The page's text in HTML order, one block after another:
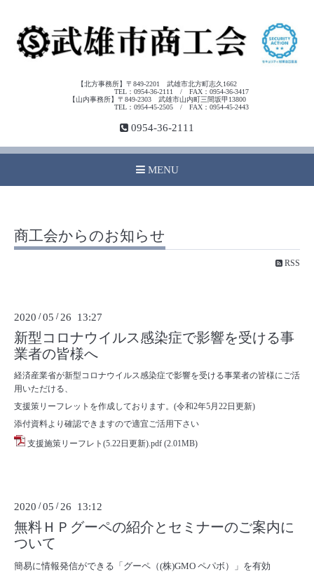
【北方事務所】〒849-2201 武雄市北方町志久1662
TEL：0954-36-2111 / FAX：0954-36-3417
【山内事務所】〒849-2303 武雄市山内町三間坂甲13800
TEL：0954-45-2505 / FAX：0954-45-2443
0954-36-2111
MENU
商工会からのお知らせ
RSS
2020 /05 / 26 13:27
新型コロナウイルス感染症で影響を受ける事
業者の皆様へ
経済産業省が新型コロナウイルス感染症で影響を受ける事業者の皆様にご活
用いただける、
支援策リーフレットを作成しております。(令和2年5月22日更新)
添付資料より確認できますので適宜ご活用下さい
支援施策リーフレト(5.22日更新).pdf (2.01MB)
2020 /05 / 26 13:12
無料ＨＰグーペの紹介とセミナーのご案内に
ついて
簡易に情報発信ができる「グーペ（(株)GMO ペパボ）」を有効